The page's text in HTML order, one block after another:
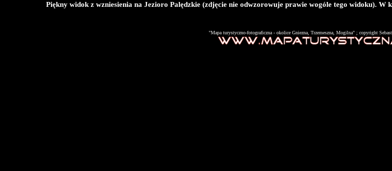
Piękny widok z wzniesienia na Jezioro Palędzkie (zdjęcie nie odwzorowuje prawie wogóle tego widoku).
"Mapa turystyczno-fotograficzna - okolice Gniezna, Trzemeszna, Mogilna" ; copyright